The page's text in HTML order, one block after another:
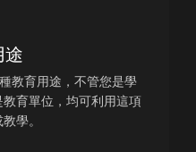
途
教育用途，不管您是學
育單位，均可利用這項
學。